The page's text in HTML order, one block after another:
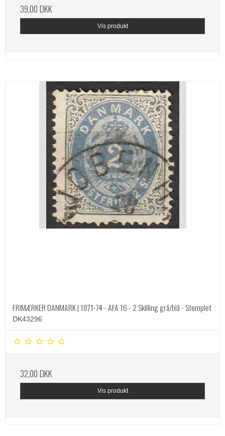
39,00 DKK
Vis produkt
FRIMÆRKER DANMARK | 1871-74 - AFA 16 - 2 Skilling grå/blå - Stemplet
DK43296
32,00 DKK
Vis produkt